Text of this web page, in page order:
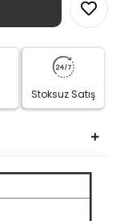
Stoksuz Satış